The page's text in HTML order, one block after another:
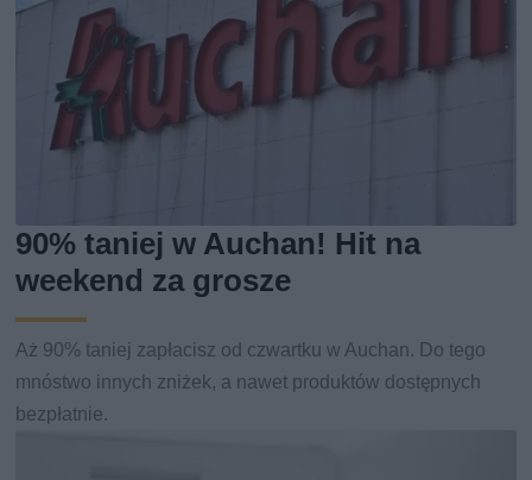
90% taniej w Auchan! Hit na
weekend za grosze
Aż 90% taniej zapłacisz od czwartku w Auchan. Do tego
mnóstwo innych zniżek, a nawet produktów dostępnych
bezpłatnie.